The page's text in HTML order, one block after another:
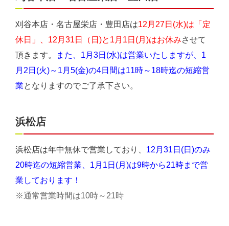
刈谷本店・名古屋栄店・豊田店は12月27日(水)は「定
休日」、12月31日（日)と1月1日(月)はお休みさせて
頂きます。
また、1月3日(水)は営業いたしますが、1
月2日(火)～1月5(金)の4日間は11時～18時迄の短縮営
業となりますのでご了承下さい。
浜松店
浜松店は年中無休で営業しており、 12月31日(日)のみ
20時迄の短縮営業、1月1日(月)は9時から21時まで営
業しております！
※通常営業時間は10時～21時